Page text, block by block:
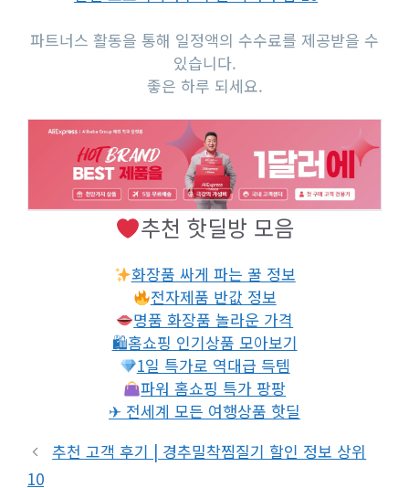
파트너스 활동을 통해 일정액의 수수료를 제공받을 수
있습니다.
좋은 하루 되세요.
추천 핫딜방 모음
화장품 싸게 파는 꿀 정보
전자제품 반값 정보
명품 화장품 놀라운 가격
🛍홈쇼핑 인기상품 모아보기
1일 특가로 역대급 득템
파워 홈쇼핑 특가 팡팡
✈ 전세계 모든 여행상품 핫딜
추천 고객 후기 | 경추밀착찜질기 할인 정보 상위
10